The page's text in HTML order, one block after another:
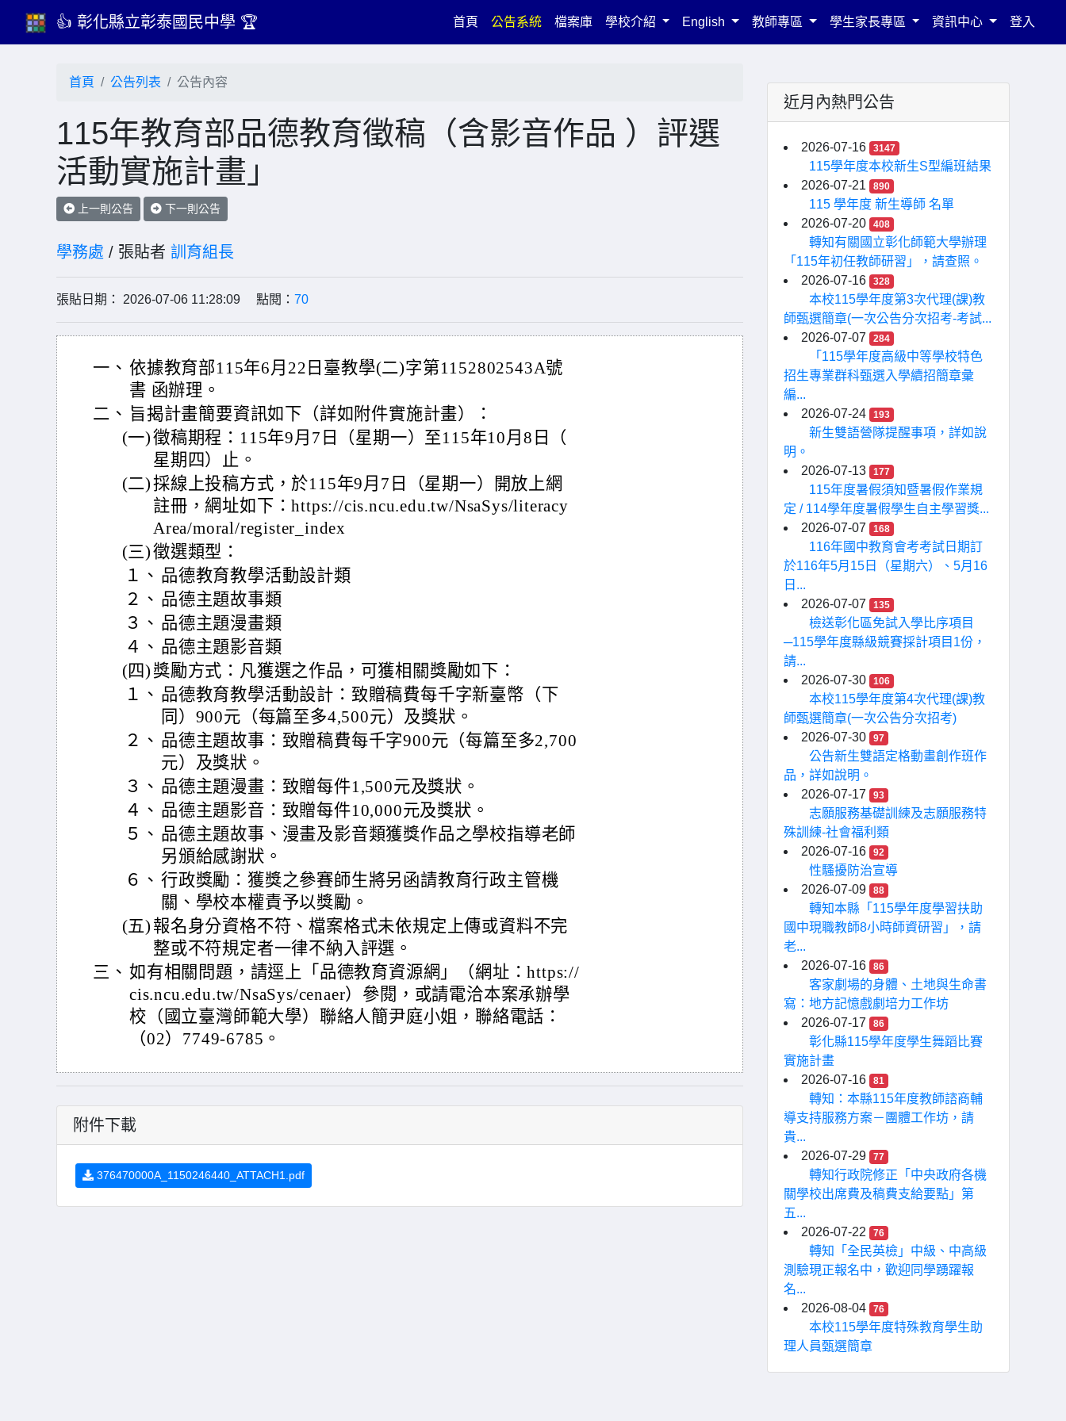
👍 彰化縣立彰泰國民中學 🏆 首頁(current)
公告系統 檔案庫 學校介紹 English 教師專區 學生家長專區 資訊中心 登入
首頁 公告列表 公告內容
115年教育部品德教育徵稿（含影音作品 ）評選
活動實施計畫」
上一則公告 下一則公告
學務處 / 張貼者 訓育組長
張貼日期： 2026-07-06 11:28:09 點閱： 70
一、 依據教育部115年6月22日臺教學(二)字第1152802543A號
書 函辦理。
二、 旨揭計畫簡要資訊如下（詳如附件實施計畫）：
(一)徵稿期程：115年9月7日（星期一）至115年10月8日（
星期四）止。
(二)採線上投稿方式，於115年9月7日（星期一）開放上網
註冊，網址如下：https://cis.ncu.edu.tw/NsaSys/literacy
Area/moral/register_index
(三)徵選類型：
１、 品德教育教學活動設計類
２、 品德主題故事類
３、 品德主題漫畫類
４、 品德主題影音類
(四) 獎勵方式：凡獲選之作品，可獲相關獎勵如下：
１、 品德教育教學活動設計：致贈稿費每千字新臺幣（下
同）900元（每篇至多4,500元）及獎狀。
２、 品德主題故事：致贈稿費每千字900元（每篇至多2,700
元）及獎狀。
３、 品德主題漫畫：致贈每件1,500元及獎狀。
４、 品德主題影音：致贈每件10,000元及獎狀。
５、 品德主題故事、漫畫及影音類獲獎作品之學校指導老師
另頒給感謝狀。
６、 行政獎勵：獲獎之參賽師生將另函請教育行政主管機
關、學校本權責予以獎勵。
(五) 報名身分資格不符、檔案格式未依規定上傳或資料不完
整或不符規定者一律不納入評選。
三、 如有相關問題，請逕上「品德教育資源網」（網址：https://
cis.ncu.edu.tw/NsaSys/cenaer）參閱，或請電洽本案承辦學
校（國立臺灣師範大學）聯絡人簡尹庭小姐，聯絡電話：
（02）7749-6785。
附件下載
376470000A_1150246440_ATTACH1.pdf
近月內熱門公告
2026-07-16 3147
115學年度本校新生S型編班結果
2026-07-21
890
115 學年度 新生導師 名單
2026-07-20
408
轉知有關國立彰化師範大學辦理
「115年初任教師研習」，請查照。
2026-07-16
328
本校115學年度第3次代理(課)教
師甄選簡章(一次公告分次招考-考試...
2026-07-07
284
「115學年度高級中等學校特色
招生專業群科甄選入學續招簡章彙
編...
2026-07-24
193
新生雙語營隊提醒事項，詳如說
明。
2026-07-13
177
115年度暑假須知暨暑假作業規
定 / 114學年度暑假學生自主學習獎...
2026-07-07
168
116年國中教育會考考試日期訂
於116年5月15日（星期六）、5月16
日...
2026-07-07
135
檢送彰化區免試入學比序項目
─115學年度縣級競賽採計項目1份，
請...
2026-07-30
106
本校115學年度第4次代理(課)教
師甄選簡章(一次公告分次招考)
2026-07-30
97
公告新生雙語定格動畫創作班作
品，詳如說明。
2026-07-17
93
志願服務基礎訓練及志願服務特
殊訓練-社會福利類
2026-07-16
92
性騷擾防治宣導
2026-07-09
88
轉知本縣「115學年度學習扶助
國中現職教師8小時師資研習」，請
老...
2026-07-16
86
客家劇場的身體、土地與生命書
寫：地方記憶戲劇培力工作坊
2026-07-17
86
彰化縣115學年度學生舞蹈比賽
實施計畫
2026-07-16
81
轉知：本縣115年度教師諮商輔
導支持服務方案－團體工作坊，請
貴...
2026-07-29
77
轉知行政院修正「中央政府各機
關學校出席費及稿費支給要點」第
五...
2026-07-22
76
轉知「全民英檢」中級、中高級
測驗現正報名中，歡迎同學踴躍報
名...
2026-08-04
76
本校115學年度特殊教育學生助
理人員甄選簡章